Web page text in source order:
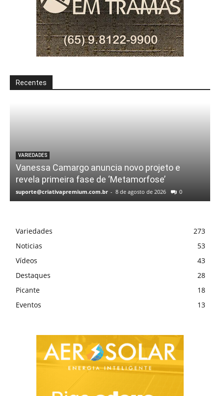
Recentes
VARIEDADES
Vanessa Camargo anuncia novo projeto e
revela primeira fase de ‘Metamorfose’
suporte@criativapremium.com.br - 8 de agosto de 2026 0
Variedades
273
Noticias
53
Vídeos
43
Destaques
28
Picante
18
Eventos
13